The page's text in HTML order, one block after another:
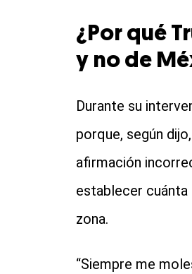
¿Por qué
y no de
Durante su
porque, según dijo,
afirmación
establecer cuánta
zona.
“Siempre me